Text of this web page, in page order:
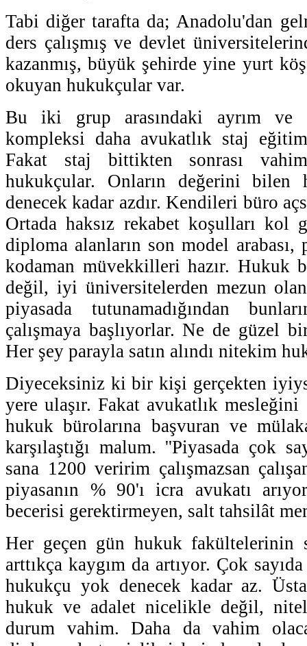
Tabi diğer tarafta da; Anadolu'dan
ders çalışmış ve devlet
kazanmış, büyük şehirde yine yurt
okuyan hukukçular var.
Bu iki grup arasındaki ayrım ve
kompleksi daha avukatlık staj
Fakat staj bittikten sonrası
hukukçular. Onların değerini bilen
denecek kadar azdır. Kendileri büro
Ortada haksız rekabet koşulları kol
diploma alanların son model
kodaman müvekkilleri hazır. Hukuk
değil, iyi üniversitelerden mezun
piyasada tutunamadığından
çalışmaya başlıyorlar. Ne de güzel
Her şey parayla satın alındı nitekim
Diyeceksiniz ki bir kişi gerçekten
yere ulaşır. Fakat avukatlık
hukuk bürolarına başvuran ve
karşılaştığı malum. ''Piyasada çok
sana 1200 veririm çalışmazsan
piyasanın % 90'ı icra avukatı
becerisi gerektirmeyen, salt tahsilât
Her geçen gün hukuk fakültelerinin
arttıkça kaygım da artıyor. Çok
hukukçu yok denecek kadar az.
hukuk ve adalet nicelikle değil,
durum vahim. Daha da vahim